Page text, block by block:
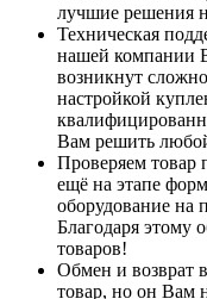
лучшие решения
Техническая
нашей компании
возникнут
настройкой
Вам решить
Проверяем товар
ещё на этапе
оборудование на
Благодаря этому
товаров!
Обмен и возврат
товар, но он Вам